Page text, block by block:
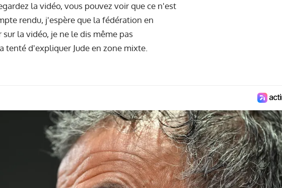
la vidéo, vous pouvez voir que ce n'est
rendu, j'espère que la fédération en
la vidéo, je ne le dis même pas
tenté d'expliquer Jude en zone mixte.